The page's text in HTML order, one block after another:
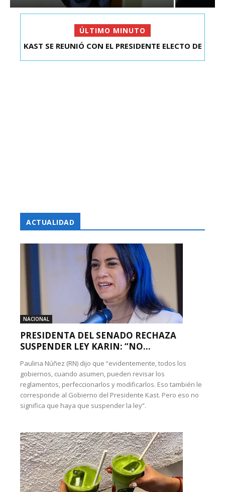
ÚLTIMO MINUTO
HARBOE: “LO QUE SE REQUIERE AHORA ES HACER
ACTUALIDAD
NACIONAL
PRESIDENTA DEL SENADO RECHAZA
SUSPENDER LEY KARIN: “NO...
Paulina Núñez (RN) dijo que “evidentemente, todos los
gobiernos, cuando asumen, pueden revisar los
reglamentos, perfeccionarlos y modificarlos. Eso también le
corresponde al Gobierno del Presidente Kast. Pero eso no
significa que haya que suspender la ley”.